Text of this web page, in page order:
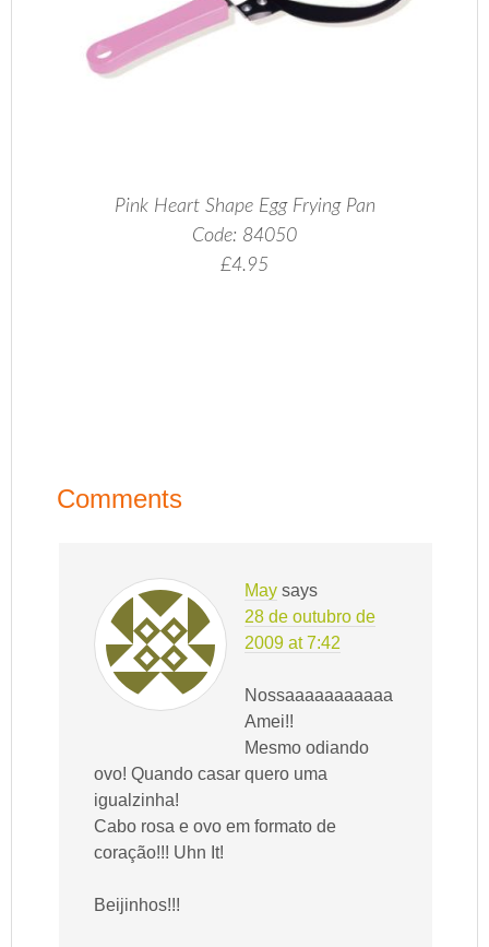
Pink Heart Shape Egg Frying Pan
Code: 84050
£4.95
Comments
May says
28 de outubro de
2009 at 7:42
Nossaaaaaaaaaaa
Amei!!
Mesmo odiando
ovo! Quando casar quero uma
igualzinha!
Cabo rosa e ovo em formato de
coração!!! Uhn It!
Beijinhos!!!